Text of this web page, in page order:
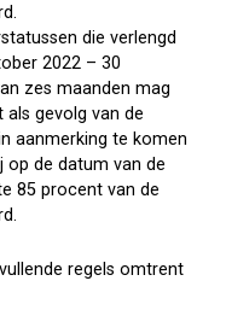
die verlengd
2022 – 30
zes maanden mag
gevolg van de
aanmerking te komen
de datum van de
85 procent van de
regels omtrent